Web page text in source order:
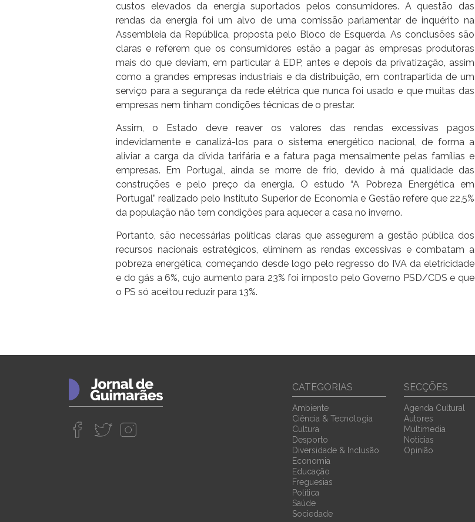
custos elevados da energia suportados pelos consumidores. A questão das
rendas da energia foi um alvo de uma comissão parlamentar de inquérito na
Assembleia da República, proposta pelo Bloco de Esquerda. As conclusões são
claras e referem que os consumidores estão a pagar às empresas produtoras
mais do que deviam, em particular à EDP, antes e depois da privatização, assim
como a grandes empresas industriais e da distribuição, em contrapartida de um
serviço para a segurança da rede elétrica que nunca foi usado e que muitas das
empresas nem tinham condições técnicas de o prestar.
Assim, o Estado deve reaver os valores das rendas excessivas pagos
indevidamente e canalizá-los para o sistema energético nacional, de forma a
aliviar a carga da dívida tarifária e a fatura paga mensalmente pelas famílias e
empresas. Em Portugal, ainda se morre de frio, devido à má qualidade das
construções e pelo preço da energia. O estudo “A Pobreza Energética em
Portugal” realizado pelo Instituto Superior de Economia e Gestão refere que 22,5%
da população não tem condições para aquecer a casa no inverno.
Portanto, são necessárias políticas claras que assegurem a gestão pública dos
recursos nacionais estratégicos, eliminem as rendas excessivas e combatam a
pobreza energética, começando desde logo pelo regresso do IVA da eletricidade
e do gás a 6%, cujo aumento para 23% foi imposto pelo Governo PSD/CDS e que
o PS só aceitou reduzir para 13%.
CATEGORIAS
Ambiente
Ciência & Tecnologia
Cultura
Desporto
Diversidade & Inclusão
Economia
Educação
Freguesias
Política
Saúde
Sociedade
SECÇÕES
Agenda Cultural
Autores
Multimedia
Noticias
Opinião